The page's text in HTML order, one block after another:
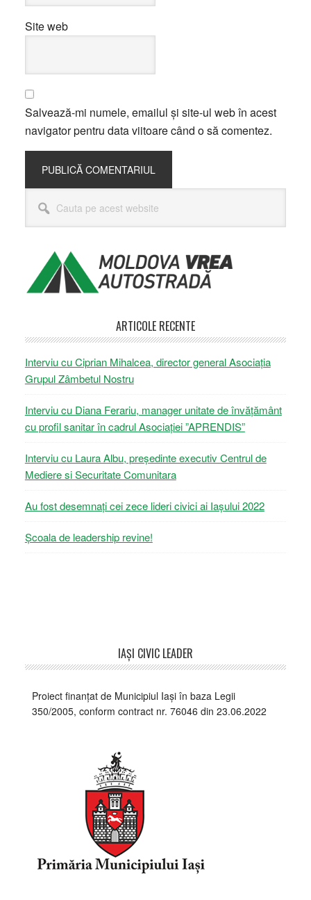
Site web
Salvează-mi numele, emailul și site-ul web în acest
navigator pentru data viitoare când o să comentez.
Bara
principală
acest
ARTICOLE RECENTE
Interviu cu Ciprian Mihalcea, director general Asociația
Grupul Zâmbetul Nostru
Interviu cu Diana Ferariu, manager unitate de învățământ
cu profil sanitar în cadrul Asociației ”APRENDIS”
Interviu cu Laura Albu, președinte executiv Centrul de
Mediere si Securitate Comunitara
Au fost desemnați cei zece lideri civici ai Iașului 2022
Școala de leadership revine!
IAŞI CIVIC LEADER
Proiect finanțat de Municipiul Iași în baza Legii
350/2005, conform contract nr. 76046 din 23.06.2022